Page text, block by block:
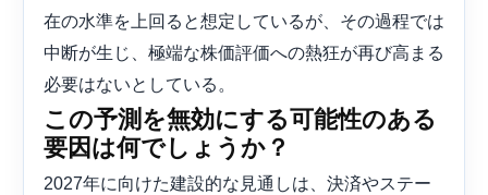
在の水準を上回ると想定しているが、その過程では
中断が生じ、極端な株価評価への熱狂が再び高まる
必要はないとしている。
この予測を無効にする可能性のある
要因は何でしょうか？
2027年に向けた建設的な見通しは、決済やステー